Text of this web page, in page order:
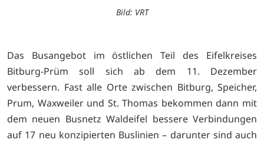
Bild: VRT
Das Busangebot im östlichen Teil des Eifelkreises
Bitburg-Prüm soll sich ab dem 11. Dezember
verbessern. Fast alle Orte zwischen Bitburg, Speicher,
Prum, Waxweiler und St. Thomas bekommen dann mit
dem neuen Busnetz Waldeifel bessere Verbindungen
auf 17 neu konzipierten Buslinien – darunter sind auch